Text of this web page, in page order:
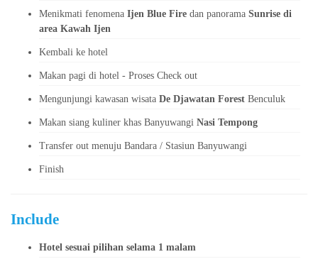
Menikmati fenomena Ijen Blue Fire dan panorama Sunrise di
area Kawah Ijen
Kembali ke hotel
Makan pagi di hotel - Proses Check out
Mengunjungi kawasan wisata De Djawatan Forest Benculuk
Makan siang kuliner khas Banyuwangi Nasi Tempong
Transfer out menuju Bandara / Stasiun Banyuwangi
Finish
Include
Hotel sesuai pilihan selama 1 malam